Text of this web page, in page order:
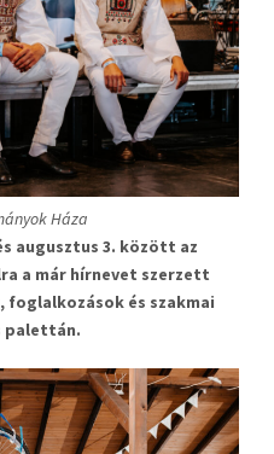
Háza
augusztus 3. között az
a már hírnevet szerzett
foglalkozások és szakmai
palettán.